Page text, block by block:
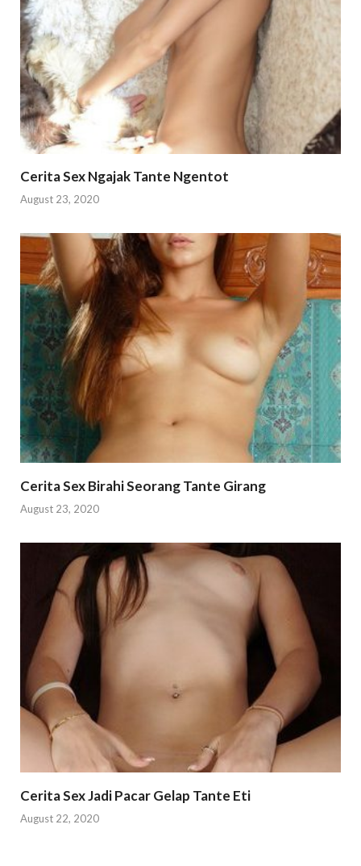
Cerita Sex Ngajak Tante Ngentot
August 23, 2020
Cerita Sex Birahi Seorang Tante Girang
August 23, 2020
Cerita Sex Jadi Pacar Gelap Tante Eti
August 22, 2020